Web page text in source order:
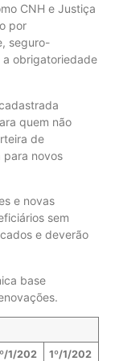
CNH e Justiça
por
seguro-
a obrigatoriedade
quem não
de
para novos
e novas
sem
e deverão
base
1/202
1º/1/202